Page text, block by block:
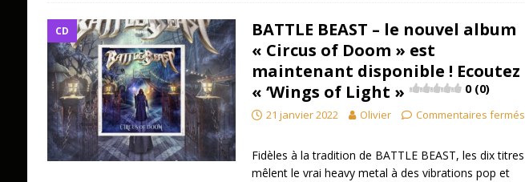
CD
BATTLE BEAST – le nouvel album
« Circus of Doom » est
maintenant disponible ! Ecoutez
« ‘Wings of Light »
0 (0)
21 janvier 2022 Olivier Commentaires fermés
Fidèles à la tradition de BATTLE BEAST, les dix titres
mêlent le vrai heavy metal à des vibrations pop et